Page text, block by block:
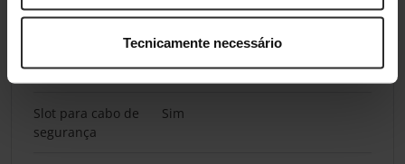
Tecnicamente necessário
Ergonomia
Gestão melhorada
de cabos
Sim
Slot para cabo de
segurança
Sim